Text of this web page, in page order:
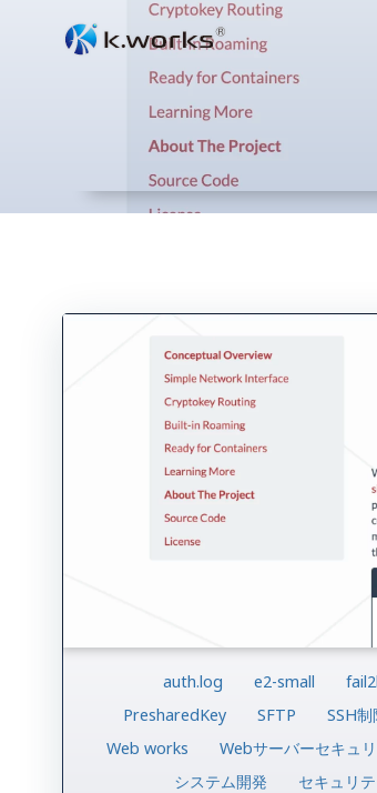
auth.log e2-small
PresharedKey
SFTP SSH制
Web works
Webサーバーセキュ
システム開発
セキュリ